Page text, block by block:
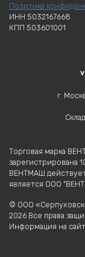
Политика
ИНН 5032167668
КПП 503601001
г.
Торговая марка
зарегистрирована
ВЕНТМАШ
является ООО
© ООО
2026 Все права
Информация на